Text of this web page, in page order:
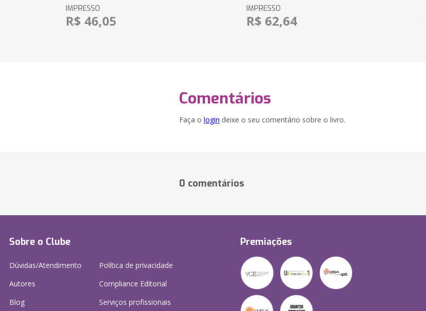
IMPRESSO
R$ 46,05
IMPRESSO
R$ 62,64
Comentários
Faça o login deixe o seu comentário sobre o livro.
0 comentários
Sobre o Clube
Dúvidas/Atendimento
Autores
Blog
Política de privacidade
Compliance Editorial
Serviços profissionais
Premiações